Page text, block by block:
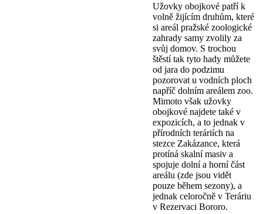
Užovky obojkové patří k
volně žijícím druhům, které
si areál pražské zoologické
zahrady samy zvolily za
svůj domov. S trochou
štěstí tak tyto hady můžete
od jara do podzimu
pozorovat u vodních ploch
napříč dolním areálem zoo.
Mimoto však užovky
obojkové najdete také v
expozicích, a to jednak v
přírodních teráriích na
stezce Zakázance, která
protíná skalní masiv a
spojuje dolní a horní část
areálu (zde jsou vidět
pouze během sezony), a
jednak celoročně v Teráriu
v Rezervaci Bororo.